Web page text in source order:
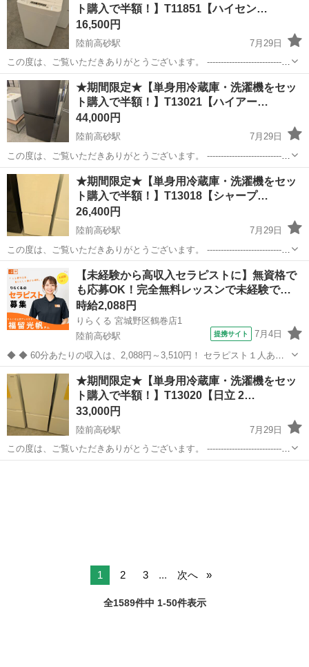
ト購入で半額！】T11851【ハイセン…
16,500円
陸前高砂駅
7月29日
この度は、ご覧いただきありがとうございます。 ------------------------------
----------------------------- ★期間限定★【単身用冷蔵庫・洗濯機をセット...
宮城 仙台市 陸前高砂駅 生活家電 半額
★期間限定★【単身用冷蔵庫・洗濯機をセッ
ト購入で半額！】T13021【ハイアー…
44,000円
陸前高砂駅
7月29日
この度は、ご覧いただきありがとうございます。 ------------------------------
----------------------------- ★期間限定★【単身用冷蔵庫・洗濯機をセット...
宮城 仙台市 陸前高砂駅 キッチン家電 半額
★期間限定★【単身用冷蔵庫・洗濯機をセッ
ト購入で半額！】T13018【シャープ…
26,400円
陸前高砂駅
7月29日
この度は、ご覧いただきありがとうございます。 ------------------------------
----------------------------- ★期間限定★【単身用冷蔵庫・洗濯機をセット...
宮城 陸前高砂駅 キッチン家電 半額
【未経験から高収入セラピストに】無資格で
も応募OK！完全無料レッスンで未経験で…
時給2,088円
りらくる 宮城野区鶴巻店1
陸前高砂駅
提携サイト 7月4日
◆ ◆ 60分あたりの収入は、2,088円～3,510円！ セラピスト１人あた
りの施術数がコロナ禍前と比べて1.3倍に増加！ 一生モノの技術を身に
付けてしっかり稼ぐなら今がチャンス！ ★応募後の流れ★詳細欄もご
覧下さい...
宮城 仙台市 陸前高砂駅 セラピスト
★期間限定★【単身用冷蔵庫・洗濯機をセッ
ト購入で半額！】T13020【日立 2…
33,000円
陸前高砂駅
7月29日
この度は、ご覧いただきありがとうございます。 ------------------------------
----------------------------- ★期間限定★【単身用冷蔵庫・洗濯機をセット...
1 2 3 ... 次へ
全1589件中 1-50件表示